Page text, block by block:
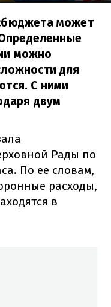
может
можно
для
С ними
двум
Рады по
По ее словам,
расходы,
в